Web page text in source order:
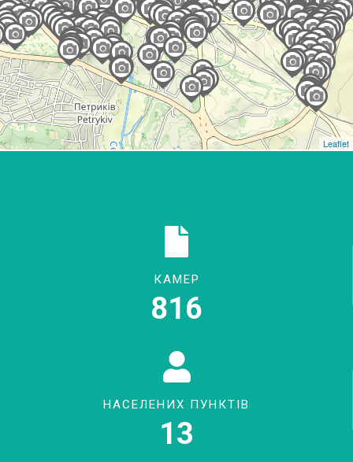
Leaflet
КАМЕР
816
НАСЕЛЕНИХ ПУНКТІВ
13